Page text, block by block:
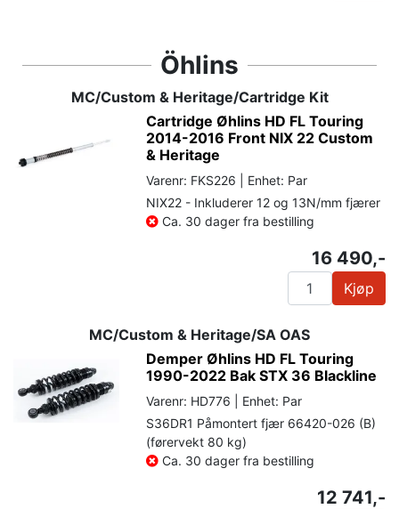
Öhlins
MC/Custom & Heritage/Cartridge Kit
Cartridge Øhlins HD FL Touring
2014-2016 Front NIX 22 Custom
& Heritage
Varenr: FKS226 | Enhet: Par
NIX22 - Inkluderer 12 og 13N/mm fjærer
Ca. 30 dager fra bestilling
16 490,-
Kjøp
MC/Custom & Heritage/SA OAS
Demper Øhlins HD FL Touring
1990-2022 Bak STX 36 Blackline
Varenr: HD776 | Enhet: Par
S36DR1 Påmontert fjær 66420-026 (B)
(førervekt 80 kg)
Ca. 30 dager fra bestilling
12 741,-